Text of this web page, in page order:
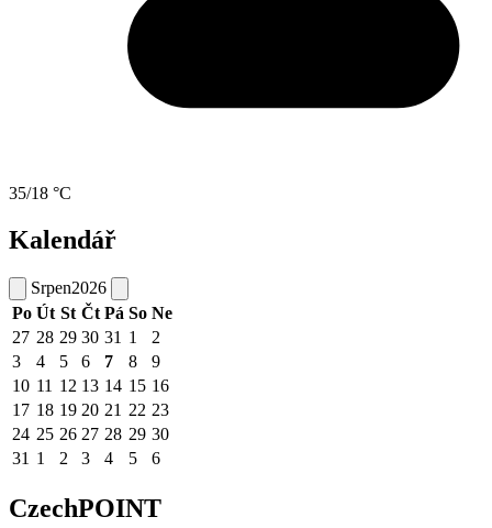
35/18 °C
Kalendář
Srpen2026
Po Út St Čt Pá So Ne
27 28 29 30 31 1
2
3
4 5 6 7 8
9
10 11 12 13 14 15 16
17 18 19 20 21 22 23
24 25 26 27 28 29 30
31 1 2 3 4 5 6
CzechPOINT